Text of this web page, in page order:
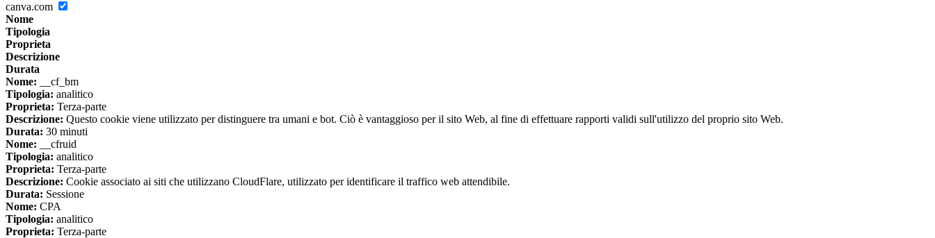
canva.com
Nome
Tipologia
Proprieta
Descrizione
Durata
Nome: __cf_bm
Tipologia: analitico
Proprieta: Terza-parte
Descrizione: Questo cookie viene utilizzato per distinguere tra umani e bot. Ciò è vantaggioso per il sito Web, al fine di effettuare rapporti validi sull'utilizzo del proprio sito Web.
Durata: 30 minuti
Nome: __cfruid
Tipologia: analitico
Proprieta: Terza-parte
Descrizione: Cookie associato ai siti che utilizzano CloudFlare, utilizzato per identificare il traffico web attendibile.
Durata: Sessione
Nome: CPA
Tipologia: analitico
Proprieta: Terza-parte